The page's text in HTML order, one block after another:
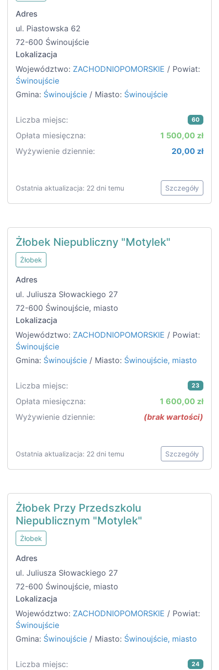
Adres
ul. Piastowska 62
72-600 Świnoujście
Lokalizacja
Województwo: ZACHODNIOPOMORSKIE / Powiat:
Świnoujście
Gmina: Świnoujście / Miasto: Świnoujście
Liczba miejsc: 60
Opłata miesięczna:
1 500,00 zł
Wyżywienie dziennie:
20,00 zł
Ostatnia aktualizacja: 22 dni temu Szczegóły
Żłobek Niepubliczny "Motylek"
Żłobek
Adres
ul. Juliusza Słowackiego 27
72-600 Świnoujście, miasto
Lokalizacja
Województwo: ZACHODNIOPOMORSKIE / Powiat:
Świnoujście
Gmina: Świnoujście / Miasto: Świnoujście, miasto
Liczba miejsc: 23
Opłata miesięczna:
1 600,00 zł
Wyżywienie dziennie:
(brak wartości)
Ostatnia aktualizacja: 22 dni temu Szczegóły
Żłobek Przy Przedszkolu
Niepublicznym "Motylek"
Żłobek
Adres
ul. Juliusza Słowackiego 27
72-600 Świnoujście, miasto
Lokalizacja
Województwo: ZACHODNIOPOMORSKIE / Powiat:
Świnoujście
Gmina: Świnoujście / Miasto: Świnoujście, miasto
Liczba miejsc: 24